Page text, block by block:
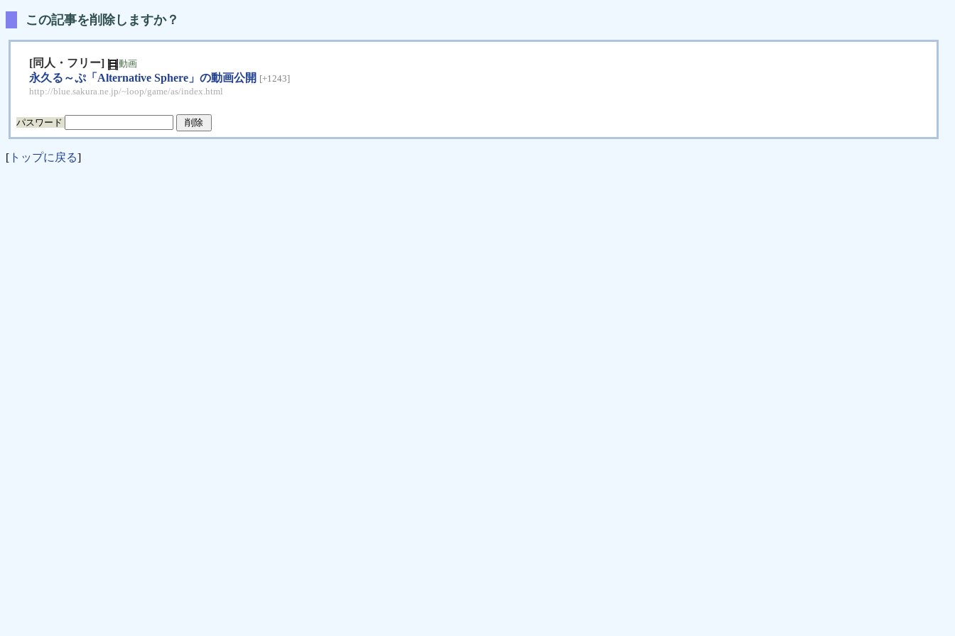
この記事を削除しますか？
[同人・フリー] 動画
永久る～ぷ「Alternative Sphere」の動画公開 [+1243]
http://blue.sakura.ne.jp/~loop/game/as/index.html
パスワード
[ トップに戻る]